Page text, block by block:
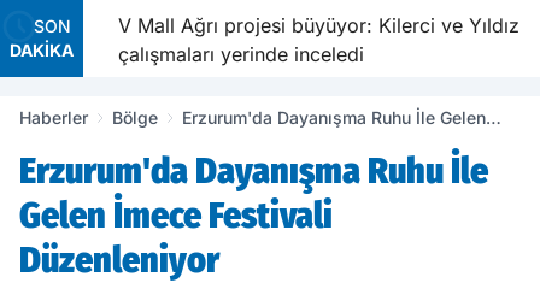
SON
DAKİKA
V Mall Ağrı projesi büyüyor: Kilerci ve Yıldız
çalışmaları yerinde inceledi
Haberler Bölge
Erzurum'da Dayanışma Ruhu İle Gelen
Erzurum'da Dayanışma Ruhu İle
Gelen İmece Festivali
Düzenleniyor